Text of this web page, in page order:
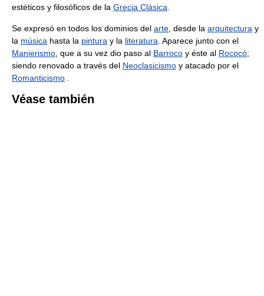
estéticos y filosóficos de la Grecia Clásica
Se expresó en todos los dominios del arte , desde la arquitectura y
la música hasta la pintura y la literatura . Aparece junto con el
Manierismo , que a su vez dio paso al Barroco y éste al Rococó;
siendo renovado a través del Neoclasicismo y atacado por el
Romanticismo
Véase también